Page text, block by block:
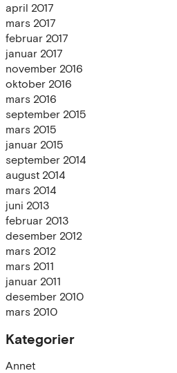
april 2017
mars 2017
februar 2017
januar 2017
november 2016
oktober 2016
mars 2016
september 2015
mars 2015
januar 2015
september 2014
august 2014
mars 2014
juni 2013
februar 2013
desember 2012
mars 2012
mars 2011
januar 2011
desember 2010
mars 2010
Kategorier
Annet